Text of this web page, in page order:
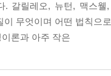
보니 문제가 아주 단순
디 있는지 안다. 11차원
했다. 이로써 끈이론은
. 갈릴레오, 뉴턴, 맥스
이 무엇이며 어떤 법칙으
론과 아주 작은